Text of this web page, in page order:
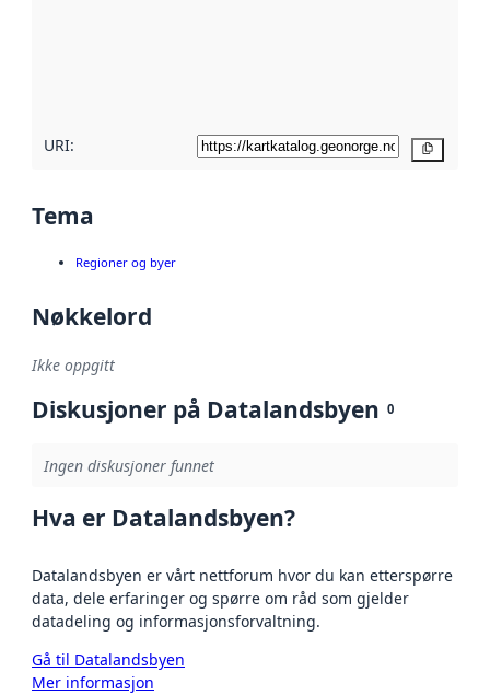
URI:
Tema
Regioner og byer
Nøkkelord
Ikke oppgitt
Diskusjoner på Datalandsbyen 0
Ingen diskusjoner funnet
Hva er Datalandsbyen?
Datalandsbyen er vårt nettforum hvor du kan etterspørre
data, dele erfaringer og spørre om råd som gjelder
datadeling og informasjonsforvaltning.
Gå til Datalandsbyen
Mer informasjon